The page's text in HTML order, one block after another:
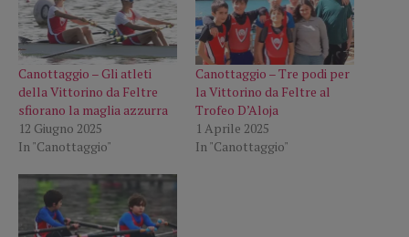
Canottaggio – Gli atleti
della Vittorino da Feltre
sfiorano la maglia azzurra
12 Giugno 2025
In "Canottaggio"
Canottaggio – Tre podi per
la Vittorino da Feltre al
Trofeo D’Aloja
1 Aprile 2025
In "Canottaggio"